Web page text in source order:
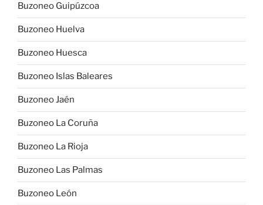
Buzoneo Guipúzcoa
Buzoneo Huelva
Buzoneo Huesca
Buzoneo Islas Baleares
Buzoneo Jaén
Buzoneo La Coruña
Buzoneo La Rioja
Buzoneo Las Palmas
Buzoneo León